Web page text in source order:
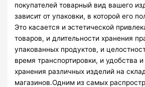
покупателей товарный вид вашего
зависит от упаковки, в которой его
Это касается и эстетической
товаров, и длительности хранения
упакованных продуктов, и
время транспортировки, и удобства
хранения различных изделий на
магазинов.Одним из самых